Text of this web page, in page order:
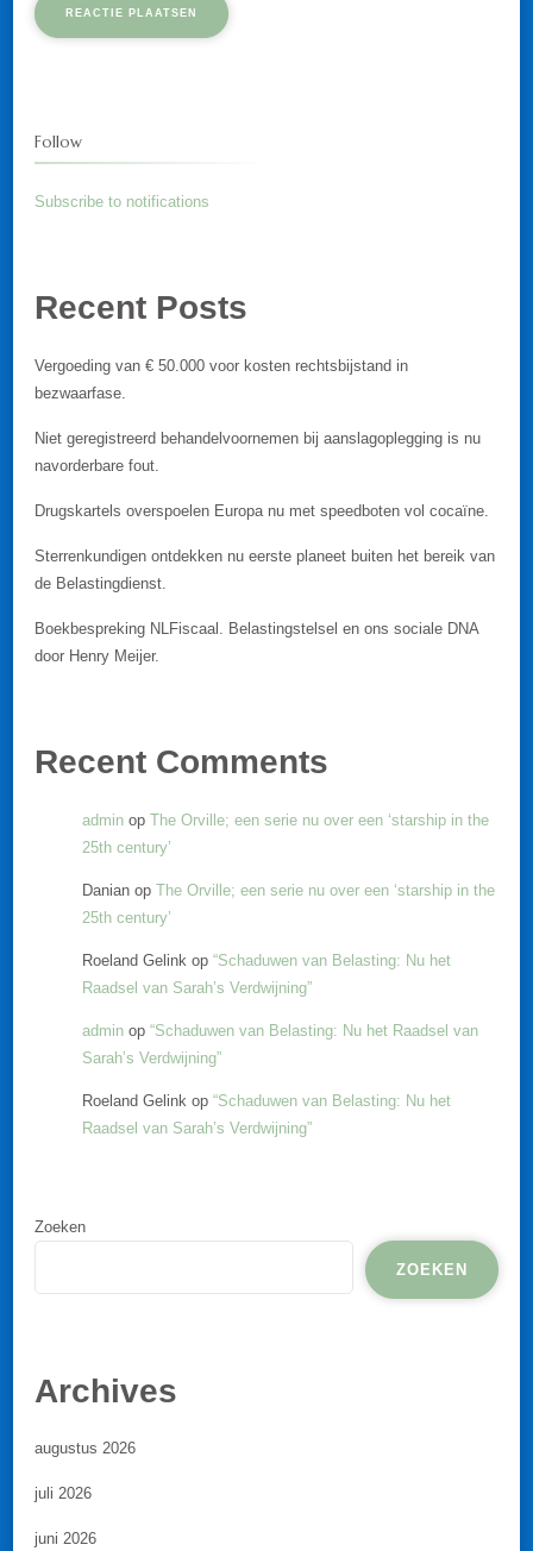
Follow
Subscribe to notifications
Recent Posts
Vergoeding van € 50.000 voor kosten rechtsbijstand in
bezwaarfase.
Niet geregistreerd behandelvoornemen bij aanslagoplegging is nu
navorderbare fout.
Drugskartels overspoelen Europa nu met speedboten vol cocaïne.
Sterrenkundigen ontdekken nu eerste planeet buiten het bereik van
de Belastingdienst.
Boekbespreking NLFiscaal. Belastingstelsel en ons sociale DNA
door Henry Meijer.
Recent Comments
admin op The Orville; een serie nu over een ‘starship in the
25th century’
Danian op The Orville; een serie nu over een ‘starship in the
25th century’
Roeland Gelink op “Schaduwen van Belasting: Nu het
Raadsel van Sarah’s Verdwijning”
admin op “Schaduwen van Belasting: Nu het Raadsel van
Sarah’s Verdwijning”
Roeland Gelink op “Schaduwen van Belasting: Nu het
Raadsel van Sarah’s Verdwijning”
Zoeken
ZOEKEN
Archives
augustus 2026
juli 2026
juni 2026